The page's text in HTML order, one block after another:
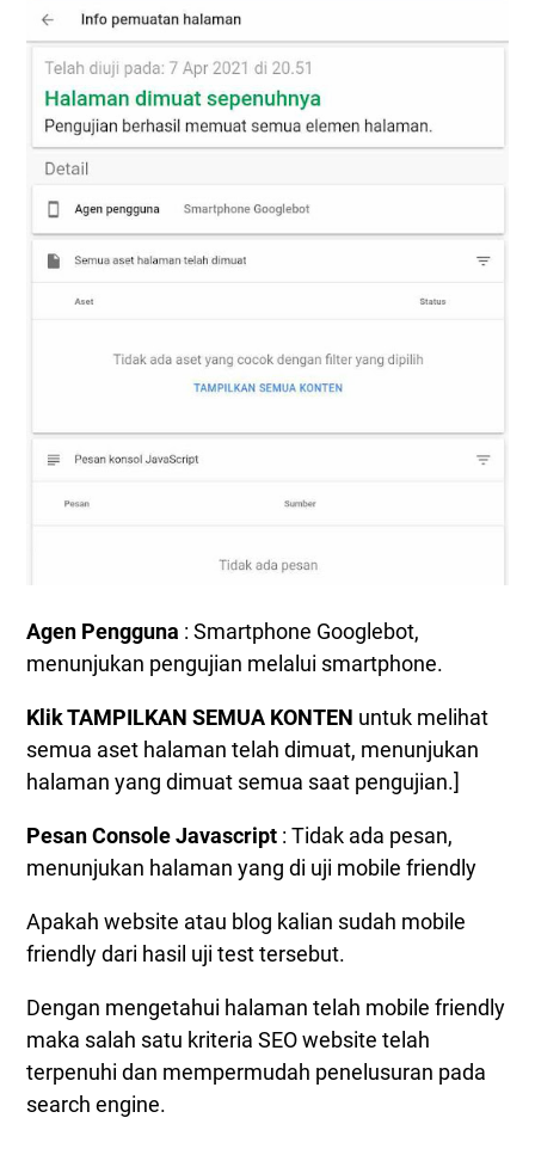
Agen Pengguna : Smartphone Googlebot,
menunjukan pengujian melalui smartphone.
Klik TAMPILKAN SEMUA KONTEN untuk melihat
semua aset halaman telah dimuat, menunjukan
halaman yang dimuat semua saat pengujian.]
Pesan Console Javascript : Tidak ada pesan,
menunjukan halaman yang di uji mobile friendly
Apakah website atau blog kalian sudah mobile
friendly dari hasil uji test tersebut.
Dengan mengetahui halaman telah mobile friendly
maka salah satu kriteria SEO website telah
terpenuhi dan mempermudah penelusuran pada
search engine.